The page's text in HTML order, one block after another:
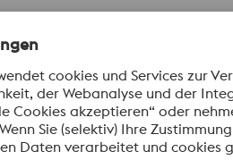
–
bis zu 982°C.